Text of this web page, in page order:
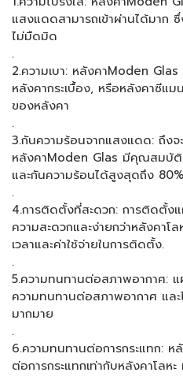
แสงแดดสามารถเข้าผ่านได้มาก
ไม่มืดมิด
.
2.ความเบา: หลังคาModen Glas
หลังคากระเบื้อง, หรือหลังคาซีแ
ของหลังคา
.
3.กันความร้อนจากแสงแดด: ถึง
หลังคาModen Glas มีคุณสมบัติ
และกันความร้อนได้สูงสุดถึง 80%
.
4.การติดตั้งที่สะดวก: การติดตั้ง
ความสะดวกและง่ายกว่าหลังคาโ
เวลาและค่าใช้จ่ายในการติดตั้ง.
.
5.ความทนทานต่อสภาพอากาศ:
ความทนทานต่อสภาพอากาศ และ
มากมาย
.
6.ความทนทานต่อการกระแทก: ห
ต่อการกระแทกเท่ากับหลังคาโลห